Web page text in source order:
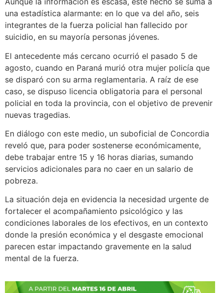
una estadística alarmante: en lo que va del año, seis
integrantes de la fuerza policial han fallecido por
suicidio, en su mayoría personas jóvenes.
El antecedente más cercano ocurrió el pasado 5 de
agosto, cuando en Paraná murió otra mujer policía que
se disparó con su arma reglamentaria. A raíz de ese
caso, se dispuso licencia obligatoria para el personal
policial en toda la provincia, con el objetivo de prevenir
nuevas tragedias.
En diálogo con este medio, un suboficial de Concordia
reveló que, para poder sostenerse económicamente,
debe trabajar entre 15 y 16 horas diarias, sumando
servicios adicionales para no caer en un salario de
pobreza.
La situación deja en evidencia la necesidad urgente de
fortalecer el acompañamiento psicológico y las
condiciones laborales de los efectivos, en un contexto
donde la presión económica y el desgaste emocional
parecen estar impactando gravemente en la salud
mental de la fuerza.